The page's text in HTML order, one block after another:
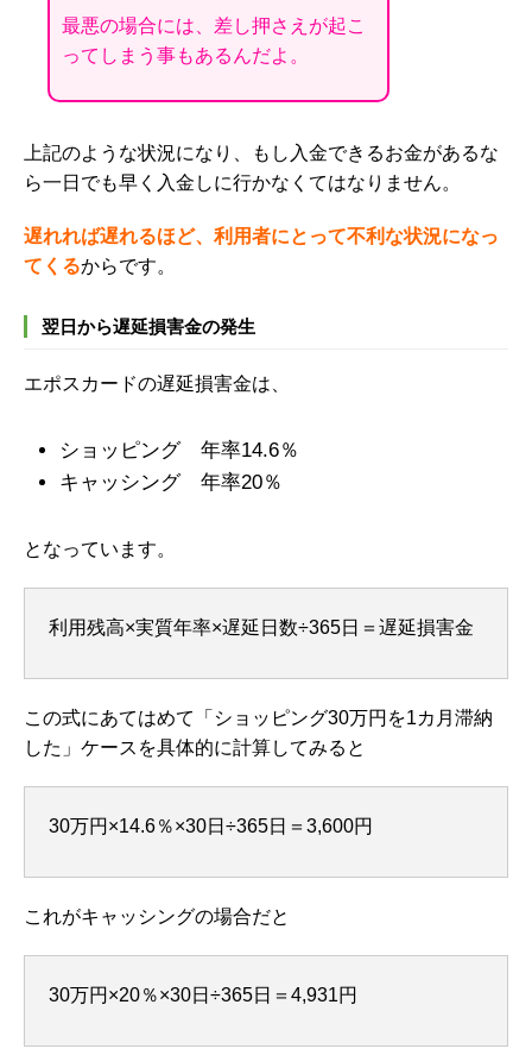
最悪の場合には、差し押さえが起こ
ってしまう事もあるんだよ。
上記のような状況になり、
もし入金できるお金があるな
ら一日でも早く入金しに行かなくてはなりません。
遅れれば遅れるほど、利用者にとって不利な状況になっ
てくるからです。
翌日から遅延損害金の発生
エポスカードの遅延損害金は、
ショッピング 年率14.6％
キャッシング 年率20％
となっています。
利用残高×実質年率×遅延日数÷365日＝遅延損害金
この式にあてはめて「ショッピング30万円を1カ月滞納
した」ケースを具体的に計算してみると
30万円×14.6％×30日÷365日＝3,600円
これがキャッシングの場合だと
30万円×20％×30日÷365日＝4,931円